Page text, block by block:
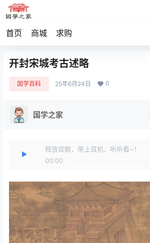
首页 商城 求购
开封宋城考古述略
国学百科 25年6月24日 0
国学之家
释放双眼，带上耳机，听听看~！
00:00